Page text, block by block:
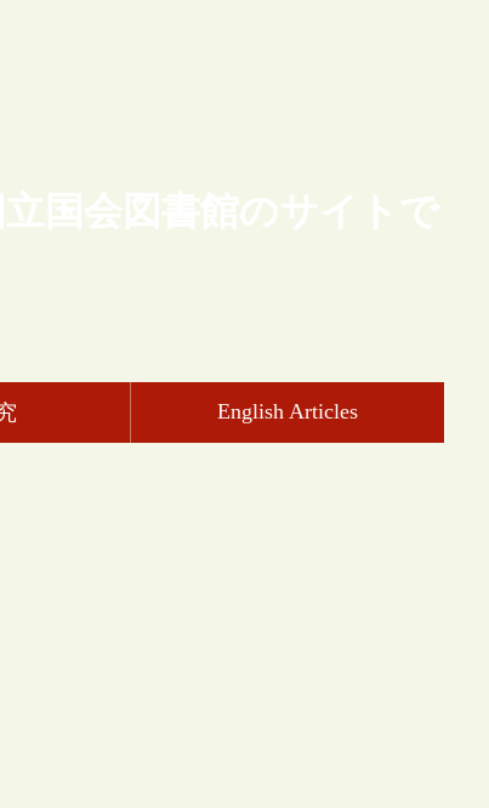
国会図書館のサイトで
English Articles